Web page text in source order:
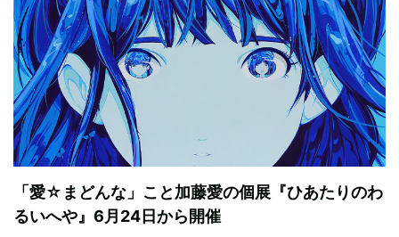
「愛☆まどんな」こと加藤愛の個展『ひあたりのわ
るいへや』6月24日から開催